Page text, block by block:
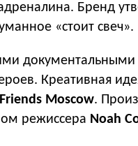
Бренд
«стоит свеч».
документальными
Креативная
Friends Moscow.
режиссера Noah